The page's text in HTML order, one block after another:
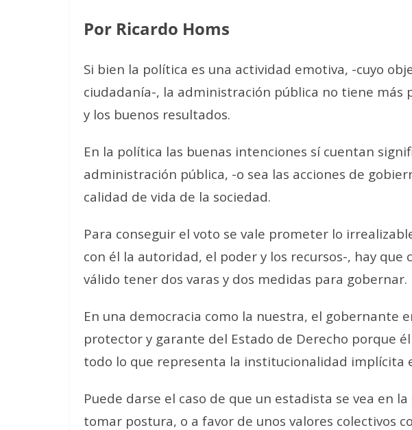
Por Ricardo Homs
Si bien la política es una actividad emotiva, -cuyo
ciudadanía-, la administración pública no tiene más
y los buenos resultados.
En la política las buenas intenciones sí cuentan
administración pública, -o sea las acciones de
calidad de vida de la sociedad.
Para conseguir el voto se vale prometer lo
con él la autoridad, el poder y los recursos-, hay
válido tener dos varas y dos medidas para gobernar.
En una democracia como la nuestra, el gobernante
protector y garante del Estado de Derecho porque
todo lo que representa la institucionalidad implícita
Puede darse el caso de que un estadista se vea en
tomar postura, o a favor de unos valores colectivos